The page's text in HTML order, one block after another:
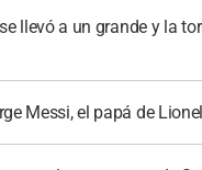
llevó a un grande y la
Messi, el papá de